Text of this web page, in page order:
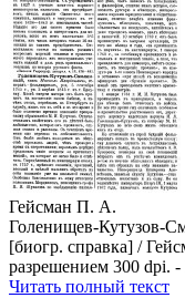
Гейсман П. А.
Голенищев-Кутузов-
[биогр. справка] /
разрешением 300 dpi.
Читать полный текст